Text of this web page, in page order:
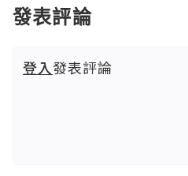
發表評論
登入發表評論